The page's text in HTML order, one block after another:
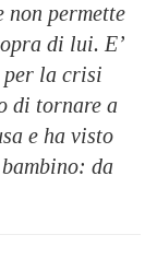
non permette
di lui. E’
per la crisi
di tornare a
e ha visto
da